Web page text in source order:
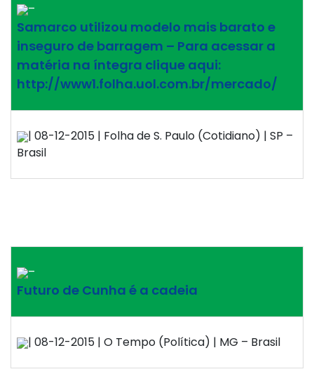
–
Samarco utilizou modelo mais barato e
inseguro de barragem – Para acessar a
matéria na íntegra clique aqui:
http://www1.folha.uol.com.br/mercado/
| 08-12-2015 | Folha de S. Paulo (Cotidiano) | SP –
Brasil
–
Futuro de Cunha é a cadeia
| 08-12-2015 | O Tempo (Política) | MG – Brasil